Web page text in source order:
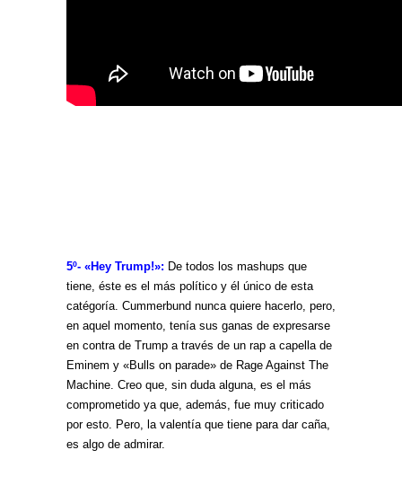
5º- «Hey Trump!»: De todos los mashups que
tiene, éste es el más político y él único de esta
catégoría. Cummerbund nunca quiere hacerlo, pero,
en aquel momento, tenía sus ganas de expresarse
en contra de Trump a través de un rap a capella de
Eminem y «Bulls on parade» de Rage Against The
Machine. Creo que, sin duda alguna, es el más
comprometido ya que, además, fue muy criticado
por esto. Pero, la valentía que tiene para dar caña,
es algo de admirar.